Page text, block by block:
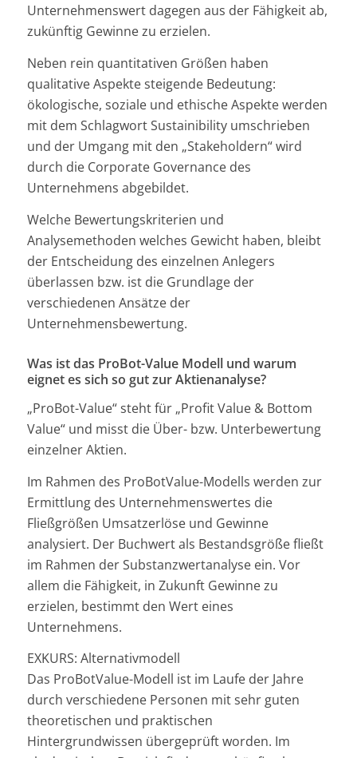
Unternehmenswert dagegen aus der Fähigkeit ab,
zukünftig Gewinne zu erzielen.
Neben rein quantitativen Größen haben
qualitative Aspekte steigende Bedeutung:
ökologische, soziale und ethische Aspekte werden
mit dem Schlagwort Sustainibility umschrieben
und der Umgang mit den „Stakeholdern“ wird
durch die Corporate Governance des
Unternehmens abgebildet.
Welche Bewertungskriterien und
Analysemethoden welches Gewicht haben, bleibt
der Entscheidung des einzelnen Anlegers
überlassen bzw. ist die Grundlage der
verschiedenen Ansätze der
Unternehmensbewertung.
Was ist das ProBot-Value Modell und warum
eignet es sich so gut zur Aktienanalyse?
„ProBot-Value“ steht für „Profit Value & Bottom
Value“ und misst die Über- bzw. Unterbewertung
einzelner Aktien.
Im Rahmen des ProBotValue-Modells werden zur
Ermittlung des Unternehmenswertes die
Fließgrößen Umsatzerlöse und Gewinne
analysiert. Der Buchwert als Bestandsgröße fließt
im Rahmen der Substanzwertanalyse ein. Vor
allem die Fähigkeit, in Zukunft Gewinne zu
erzielen, bestimmt den Wert eines
Unternehmens.
EXKURS: Alternativmodell
Das ProBotValue-Modell ist im Laufe der Jahre
durch verschiedene Personen mit sehr guten
theoretischen und praktischen
Hintergrundwissen übergeprüft worden. Im